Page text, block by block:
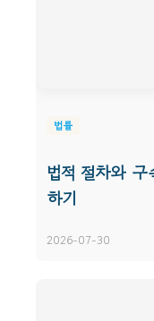
법률
법적 절차와 구
하기
2026-07-30